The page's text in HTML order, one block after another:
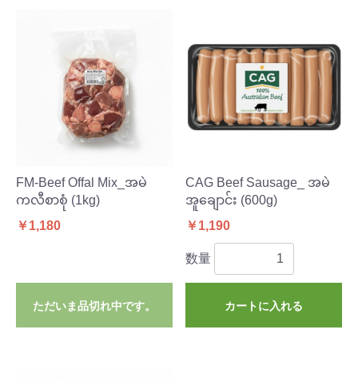
FM-Beef Offal Mix_အမဲ
ကလီစာစုံ (1kg)
￥1,180
ただいま品切れ中です。
CAG Beef Sausage_ အမဲ
အူချောင်း (600g)
￥1,190
数量
カートに入れる